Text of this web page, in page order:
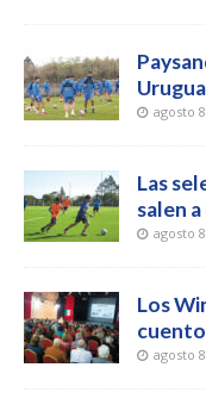
agosto
Las
salen
agosto
Los
agosto